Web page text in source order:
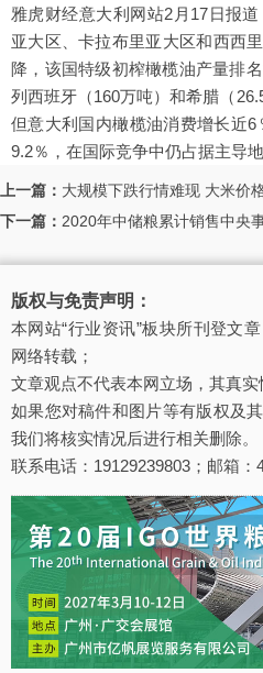
雅虎财经意大利网站2月17日报
亚大区、卡拉布里亚大区和西西
降，该国特级初榨橄榄油产量排
列西班牙（160万吨）和希腊（
但意大利国内橄榄油消费增长近
9.2％，在国际竞争中仍占据主导地
上一篇： 大规模下跌行情难现 大米价
下一篇： 2020年中储粮累计销售中央
版权与免责声明：
本网站“行业资讯”板块所刊登文
网络转载；
文章观点不代表本网立场，其真实
如果您对稿件和图片等有版权及
我们将核实情况后进行相关删除。
联系电话：19129239803；邮箱：